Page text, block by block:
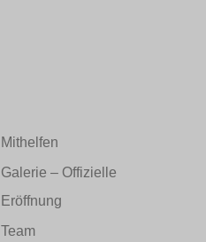
Mithelfen
Galerie – Offizielle
Eröffnung
Team